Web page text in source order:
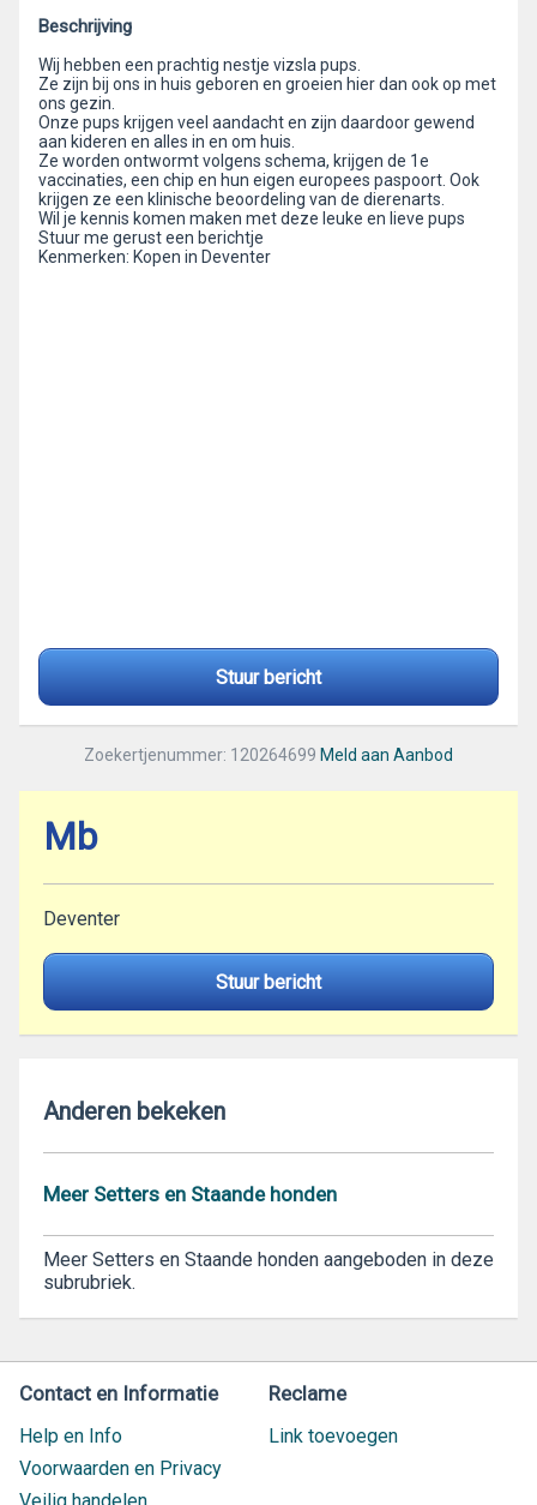
Beschrijving
Wij hebben een prachtig nestje vizsla pups.
Ze zijn bij ons in huis geboren en groeien hier dan ook op met
ons gezin.
Onze pups krijgen veel aandacht en zijn daardoor gewend
aan kideren en alles in en om huis.
Ze worden ontwormt volgens schema, krijgen de 1e
vaccinaties, een chip en hun eigen europees paspoort. Ook
krijgen ze een klinische beoordeling van de dierenarts.
Wil je kennis komen maken met deze leuke en lieve pups
Stuur me gerust een berichtje
Kenmerken: Kopen in Deventer
Stuur bericht
Zoekertjenummer: 120264699 Meld aan Aanbod
Mb
Deventer
Stuur bericht
Anderen bekeken
Meer Setters en Staande honden
Meer Setters en Staande honden aangeboden in deze
subrubriek.
Contact en Informatie
Help en Info
Voorwaarden en Privacy
Reclame
Link toevoegen